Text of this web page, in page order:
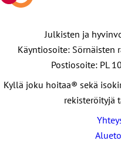
Julkisten ja
Käyntiosoite: Sörnäisten
Postiosoite: PL
Kyllä joku hoitaa® sekä
rekisteröityjä